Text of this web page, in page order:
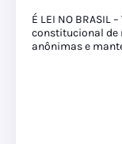
É LEI NO
constitucional de
anônimas e